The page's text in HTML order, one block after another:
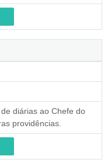
diárias ao Chefe do
providências.